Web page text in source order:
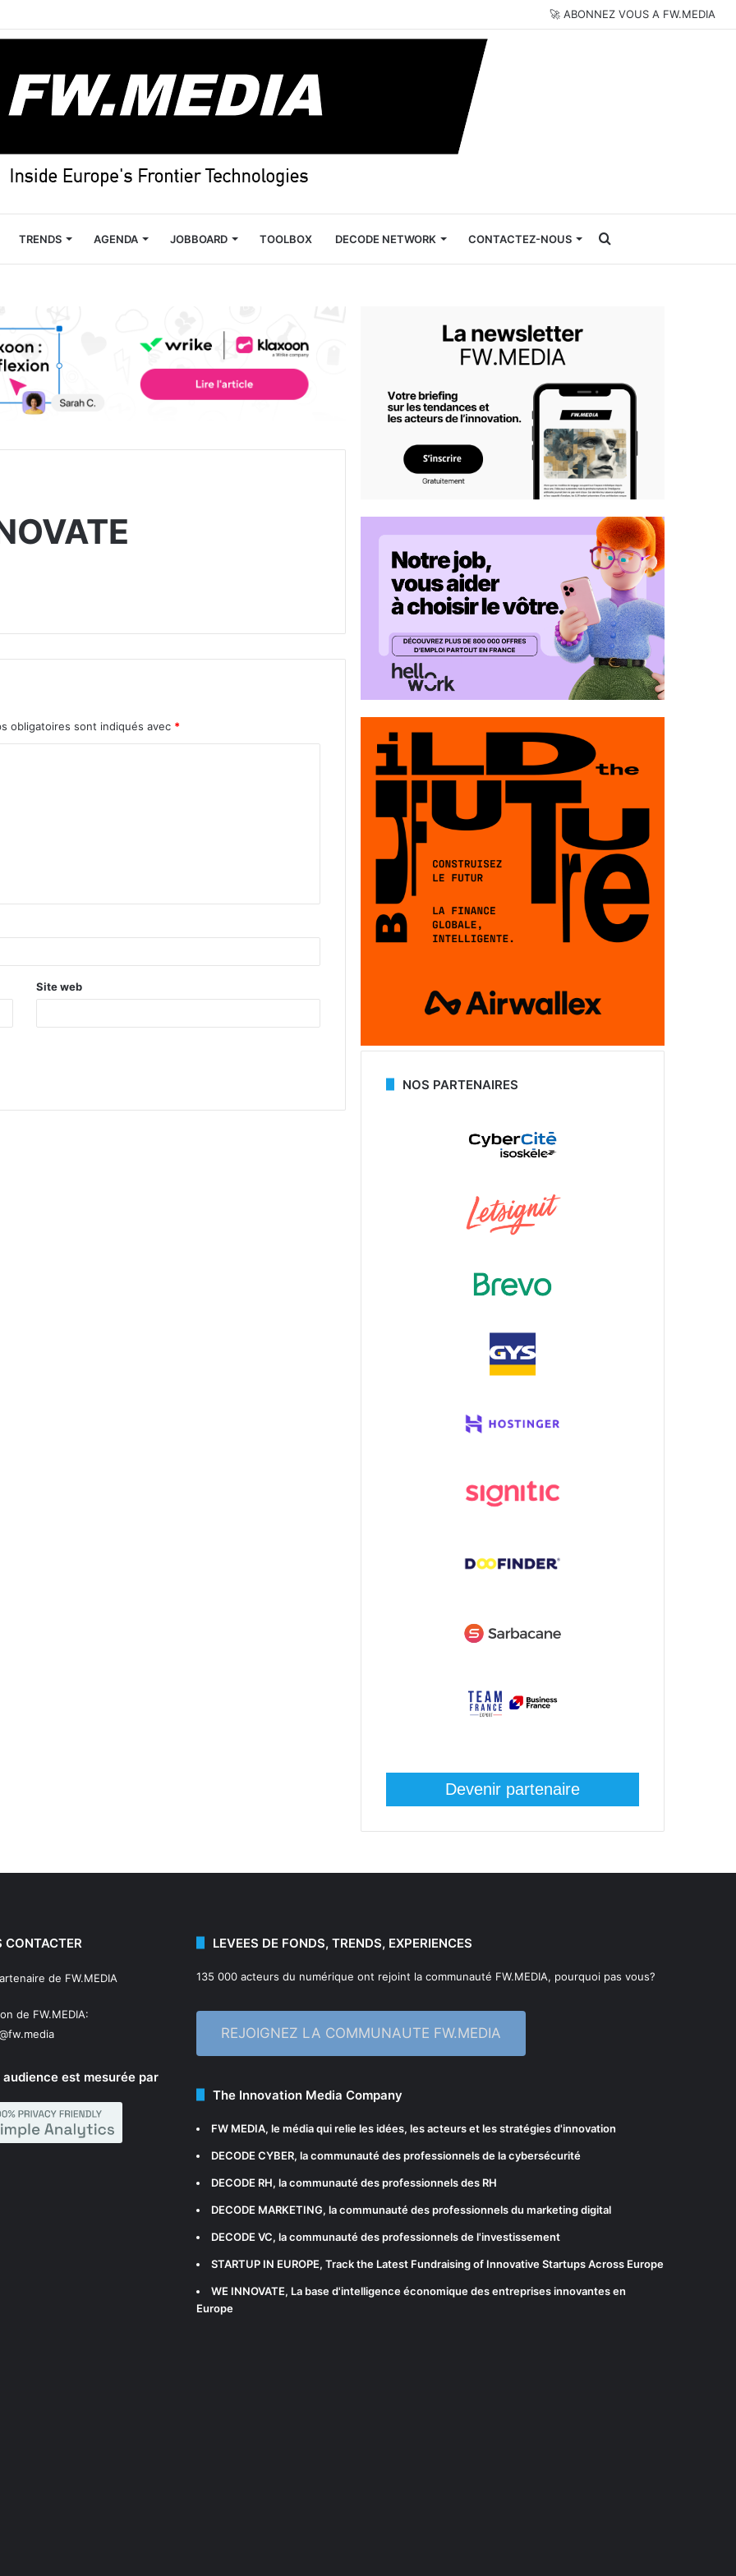
🚀 ABONNEZ VOUS A FW.MEDIA
TRENDS AGENDA JOBBOARD TOOLBOX DECODE NETWORK CONTACTEZ-NOUS Rechercher
obligatoires sont indiqués avec *
Site web
NOS PARTENAIRES
Devenir partenaire
CONTACTER
de FW.MEDIA
de FW.MEDIA:
audience est mesurée par
LEVEES DE FONDS, TRENDS, EXPERIENCES
135 000 acteurs du numérique ont rejoint la communauté FW.MEDIA, pourquoi pas vous?
REJOIGNEZ LA COMMUNAUTE FW.MEDIA
The Innovation Media Company
FW MEDIA, le média qui relie les idées, les acteurs et les stratégies d'innovation
DECODE CYBER, la communauté des professionnels de la cybersécurité
DECODE RH, la communauté des professionnels des RH
DECODE MARKETING, la communauté des professionnels du marketing digital
DECODE VC, la communauté des professionnels de l'investissement
STARTUP IN EUROPE, Track the Latest Fundraising of Innovative Startups Across Europe
WE INNOVATE, La base d'intelligence économique des entreprises innovantes en
Europe